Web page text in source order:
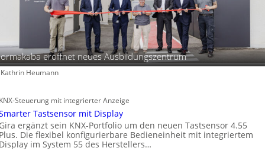
eröffnet neues Ausbildungszentrum
Heumann
Steuerung mit integrierter Anzeige
Tastsensor mit Display
ergänzt sein KNX-Portfolio um den neuen Tastsensor 4.55
Die flexibel konfigurierbare Bedieneinheit mit integriertem
im System 55 des Herstellers…